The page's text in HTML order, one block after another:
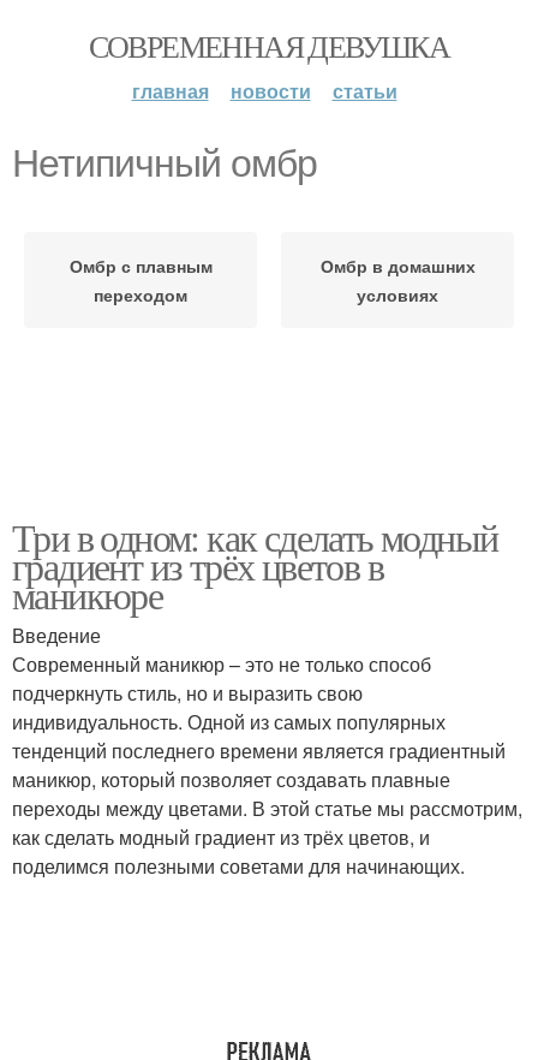
СОВРЕМЕННАЯ ДЕВУШКА
главная новости статьи
Нетипичный омбр
Омбр с плавным
переходом
Омбр в домашних
условиях
Три в одном: как сделать модный
градиент из трёх цветов в
маникюре
Введение
Современный маникюр – это не только способ
подчеркнуть стиль, но и выразить свою
индивидуальность. Одной из самых популярных
тенденций последнего времени является градиентный
маникюр, который позволяет создавать плавные
переходы между цветами. В этой статье мы рассмотрим,
как сделать модный градиент из трёх цветов, и
поделимся полезными советами для начинающих.